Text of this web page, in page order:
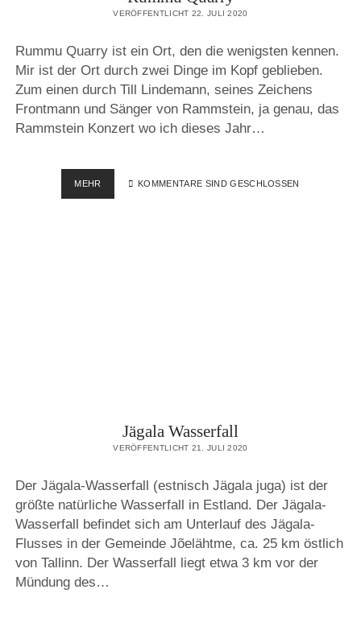
VERÖFFENTLICHT 22. JULI 2020
Rummu Quarry ist ein Ort, den die wenigsten kennen.
Mir ist der Ort durch zwei Dinge im Kopf geblieben.
Zum einen durch Till Lindemann, seines Zeichens
Frontmann und Sänger von Rammstein, ja genau, das
Rammstein Konzert wo ich dieses Jahr…
MEHR RUMMU
QUARRY
KOMMENTARE SIND GESCHLOSSEN
Jägala Wasserfall
VERÖFFENTLICHT 21. JULI 2020
Der Jägala-Wasserfall (estnisch Jägala juga) ist der
größte natürliche Wasserfall in Estland. Der Jägala-
Wasserfall befindet sich am Unterlauf des Jägala-
Flusses in der Gemeinde Jõelähtme, ca. 25 km östlich
von Tallinn. Der Wasserfall liegt etwa 3 km vor der
Mündung des…